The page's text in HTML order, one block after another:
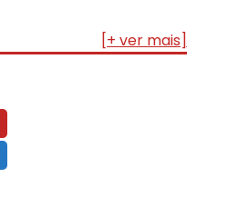
[+ ver mais]